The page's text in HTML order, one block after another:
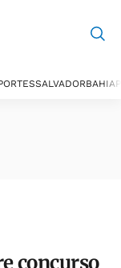
SALVADORBAHIA
concurso